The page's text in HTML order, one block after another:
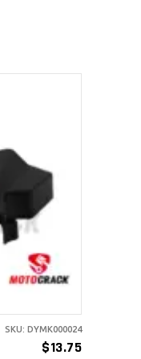
$13.75
SKU: DYMK000024